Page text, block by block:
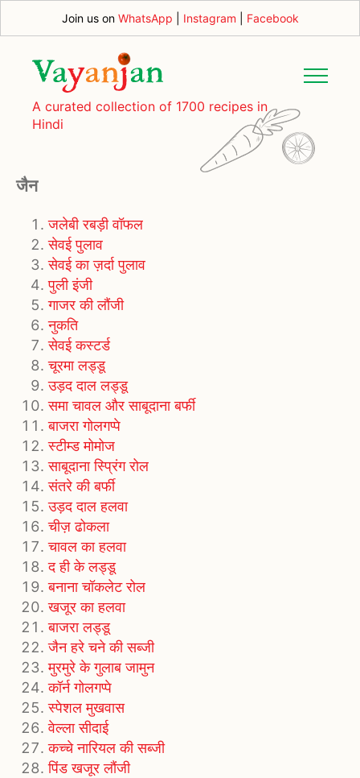
Join us on WhatsApp Instagram Facebook
A curated collection of 1700 recipes in
Hindi
जैन
जलेबी रबड़ी वॉफल
सेवई पुलाव
सेवई का ज़र्दा पुलाव
पुली इंजी
गाजर की लौंजी
नुकति
सेवई कस्टर्ड
चूरमा लड्डू
उड़द दाल लड्डू
समा चावल और साबूदाना बर्फी
बाजरा गोलगप्पे
स्टीम्ड मोमोज
साबूदाना स्प्रिंग रोल
संतरे की बर्फी
उड़द दाल हलवा
चीज़ ढोकला
चावल का हलवा
द ही के लड्डू
बनाना चॉकलेट रोल
खजूर का हलवा
बाजरा लड्डू
जैन हरे चने की सब्जी
मुरमुरे के गुलाब जामुन
कॉर्न गोलगप्पे
स्पेशल मुखवास
वेल्ला सीदाई
कच्चे नारियल की सब्जी
पिंड खजूर लौंजी